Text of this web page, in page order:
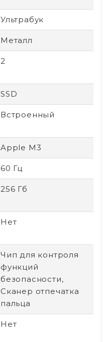
Ультрабук
Металл
2
SSD
Встроенный
Apple M3
60 Гц
256 Гб
Нет
Чип для контроля
функций
безопасности,
Сканер отпечатка
пальца
Нет